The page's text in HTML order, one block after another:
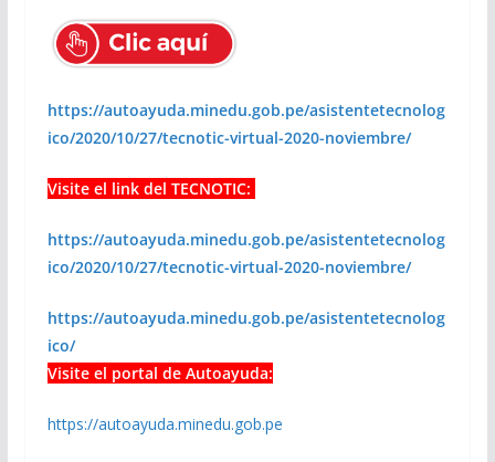
https://autoayuda.minedu.gob.pe/asistentetecnolog
ico/2020/10/27/tecnotic-virtual-2020-noviembre/
Visite el link del TECNOTIC:
https://autoayuda.minedu.gob.pe/asistentetecnolog
ico/2020/10/27/tecnotic-virtual-2020-noviembre/
https://autoayuda.minedu.gob.pe/asistentetecnolog
ico/
Visite el portal de Autoayuda:
https://autoayuda.minedu.gob.pe